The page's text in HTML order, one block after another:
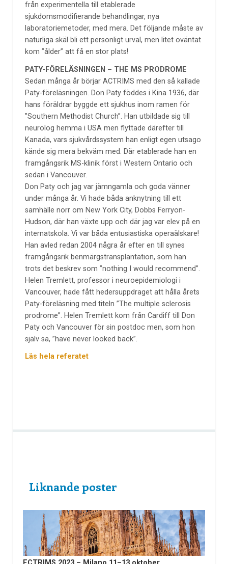
från experimentella till etablerade
sjukdomsmodifierande behandlingar, nya
laboratoriemetoder, med mera. Det följande måste av
naturliga skäl bli ett personligt urval, men litet oväntat
kom ”ålder” att få en stor plats!
PATY-FÖRELÄSNINGEN – THE MS PRODROME
Sedan många år börjar ACTRIMS med den så kallade
Paty-föreläsningen. Don Paty föddes i Kina 1936, där
hans föräldrar byggde ett sjukhus inom ramen för
”Southern Methodist Church”. Han utbildade sig till
neurolog hemma i USA men flyttade därefter till
Kanada, vars sjukvårdssystem han enligt egen utsago
kände sig mera bekväm med. Där etablerade han en
framgångsrik MS-klinik först i Western Ontario och
sedan i Vancouver.
Don Paty och jag var jämngamla och goda vänner
under många år. Vi hade båda anknytning till ett
samhälle norr om New York City, Dobbs Ferryon-
Hudson, där han växte upp och där jag var elev på en
internatskola. Vi var båda entusiastiska operaälskare!
Han avled redan 2004 några år efter en till synes
framgångsrik benmärgstransplantation, som han
trots det beskrev som ”nothing I would recommend”.
Helen Tremlett, professor i neuroepidemiologi i
Vancouver, hade fått hedersuppdraget att hålla årets
Paty-föreläsning med titeln ”The multiple sclerosis
prodrome”. Helen Tremlett kom från Cardiff till Don
Paty och Vancouver för sin postdoc men, som hon
själv sa, ”have never looked back”.
Läs hela referatet
Liknande poster